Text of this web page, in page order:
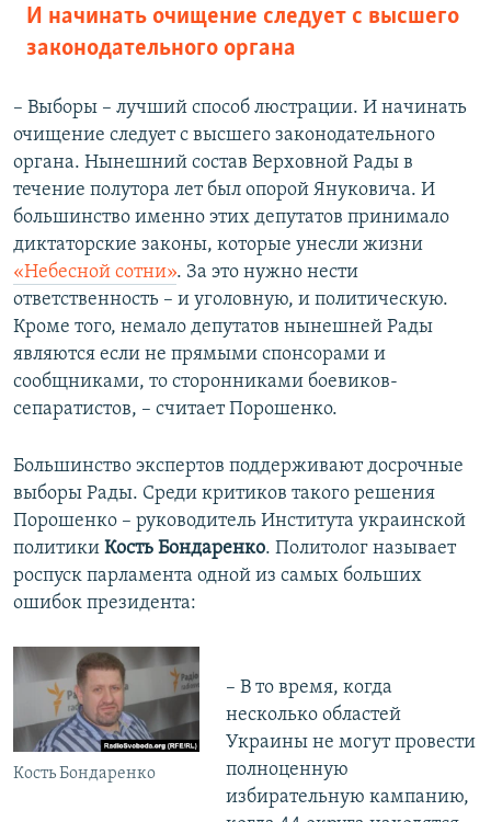
И начинать очищение следует с высшего
законодательного органа
– Выборы – лучший способ люстрации. И начинать
очищение следует с высшего законодательного
органа. Нынешний состав Верховной Рады в
течение полутора лет был опорой Януковича. И
большинство именно этих депутатов принимало
диктаторские законы, которые унесли жизни
«Небесной сотни». За это нужно нести
ответственность – и уголовную, и политическую.
Кроме того, немало депутатов нынешней Рады
являются если не прямыми спонсорами и
сообщниками, то сторонниками боевиков-
сепаратистов, – считает Порошенко.
Большинство экспертов поддерживают досрочные
выборы Рады. Среди критиков такого решения
Порошенко – руководитель Института украинской
политики Кость Бондаренко. Политолог называет
роспуск парламента одной из самых больших
ошибок президента:
Кость Бондаренко
– В то время, когда
несколько областей
Украины не могут провести
полноценную
избирательную кампанию,